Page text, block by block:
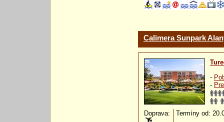
Calimera Sunpark
-
-
Doprava: Termíny od: